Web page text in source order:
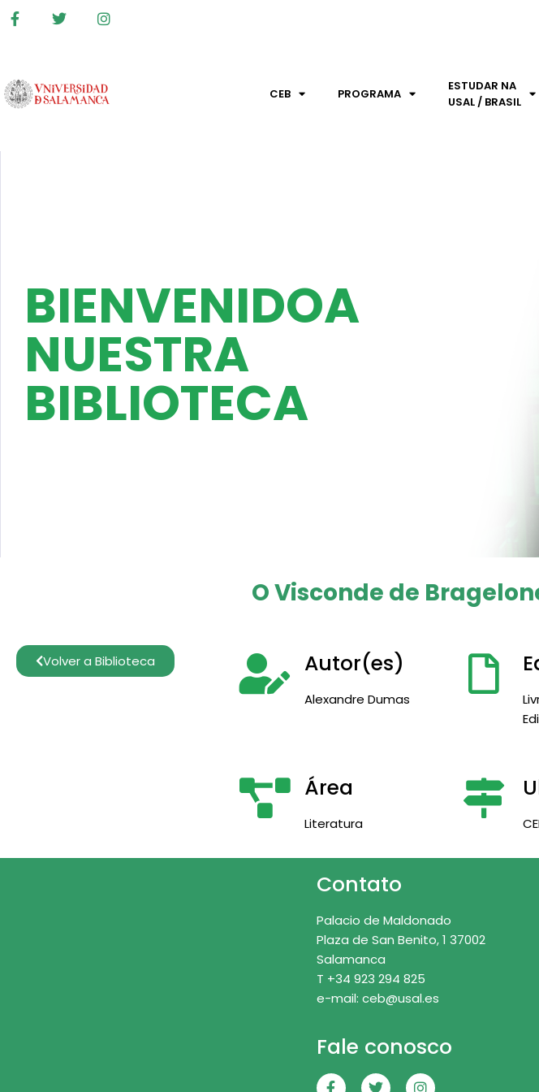
CEB PROGRAMA
ESTUDAR NA
USAL / BRASIL
BIENVENIDOA
NUESTRA
BIBLIOTECA
O Visconde de
Volver a Biblioteca Autor(es)
Alexandre Dumas
Área
Literatura
Contato
Palacio de Maldonado
Plaza de San Benito, 1 37002
Salamanca
T +34 923 294 825
e-mail: ceb@usal.es
Fale conosco